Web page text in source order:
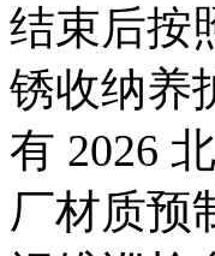
结束后按
锈收纳养
有 2026
厂材质预